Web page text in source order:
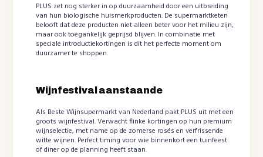
PLUS zet nog sterker in op duurzaamheid door een uitbreiding
van hun biologische huismerkproducten. De supermarktketen
belooft dat deze producten niet alleen beter voor het milieu zijn,
maar ook toegankelijk geprijsd blijven. In combinatie met
speciale introductiekortingen is dit het perfecte moment om
duurzamer te shoppen.
Wijnfestival aanstaande
Als Beste Wijnsupermarkt van Nederland pakt PLUS uit met een
groots wijnfestival. Verwacht flinke kortingen op hun premium
wijnselectie, met name op de zomerse rosés en verfrissende
witte wijnen. Perfect timing voor wie binnenkort een tuinfeest
of diner op de planning heeft staan.